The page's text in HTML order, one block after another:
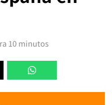
10 minutos